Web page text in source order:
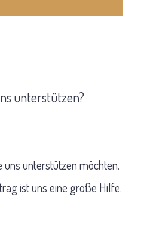
unterstützen?
unterstützen möchten.
ist uns eine große Hilfe.